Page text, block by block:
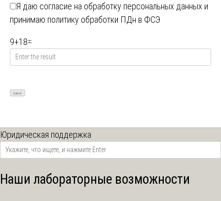
Я даю согласие на обработку персональных данных и
принимаю политику обработки ПДн в ФСЭ
9+18=
Юридическая поддержка
Наши лабораторные возможности